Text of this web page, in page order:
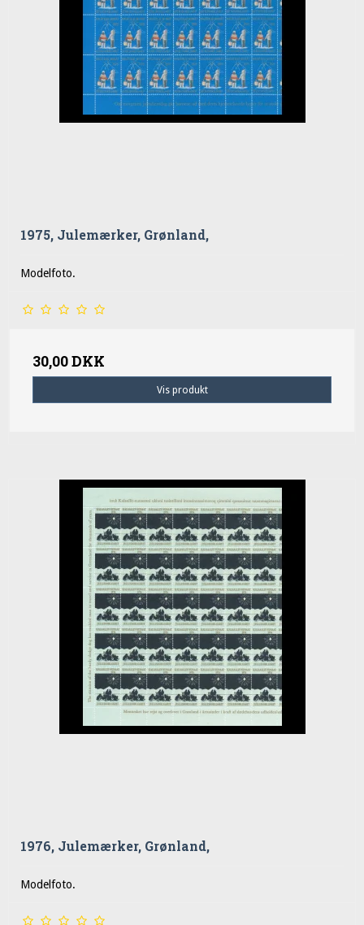
1975, Julemærker, Grønland,
Modelfoto.
30,00 DKK
Vis produkt
1976, Julemærker, Grønland,
Modelfoto.